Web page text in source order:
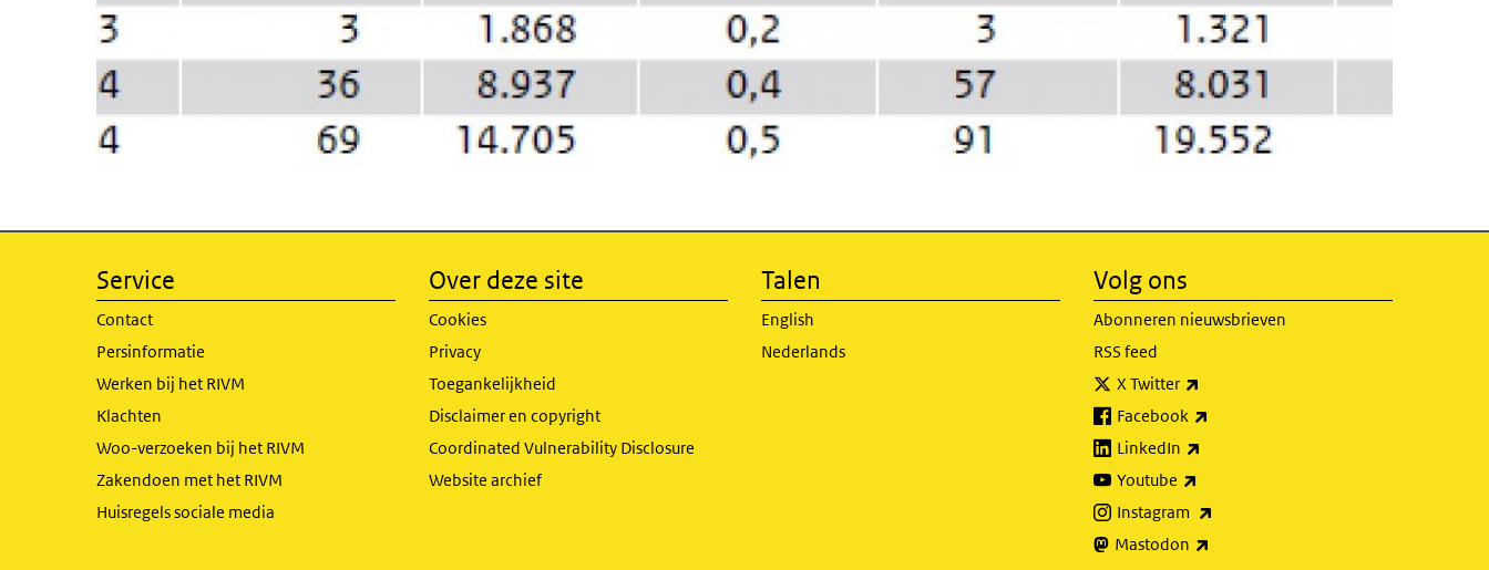
Service
Contact
Persinformatie
Werken bij het RIVM
Klachten
Woo-verzoeken bij het RIVM
Zakendoen met het RIVM
Huisregels sociale media
Over deze site
Cookies
Privacy
Toegankelijkheid
Disclaimer en copyright
Coordinated Vulnerability Disclosure
Website archief
Talen
English
Nederlands
Volg ons
Abonneren nieuwsbrieven
RSS feed
X Twitter
Facebook
LinkedIn
Youtube
Instagram
Mastodon